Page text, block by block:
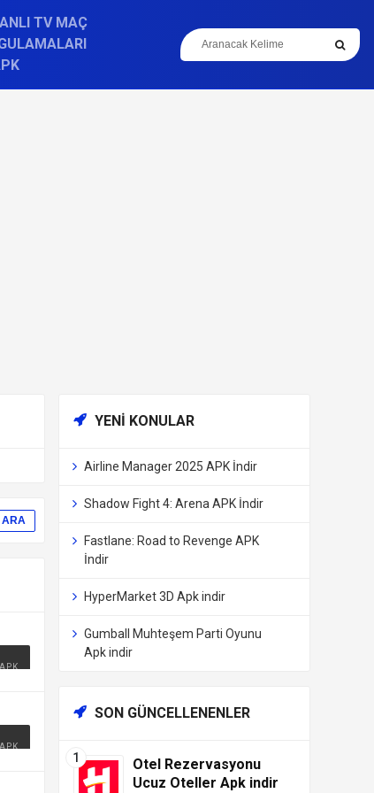
TV MAÇ
YENI KONULAR
Airline Manager 2025 APK İndir
Shadow Fight 4: Arena APK İndir
Fastlane: Road to Revenge APK
İndir
HyperMarket 3D Apk indir
Gumball Muhteşem Parti Oyunu
Apk indir
SON GÜNCELLENENLER
Otel Rezervasyonu
Ucuz Oteller Apk indir